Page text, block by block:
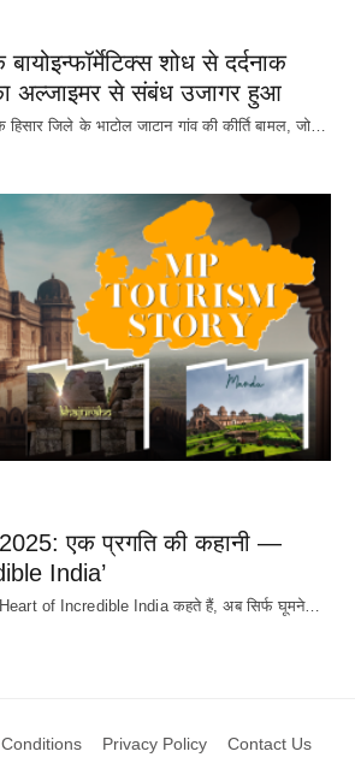
शोध से दर्दनाक
अल्जाइमर से संबंध उजागर हुआ
के हिसार जिले के भाटोल जाटान गांव की कीर्ति बामल, जो…
एक प्रगति की कहानी —
India’
of Incredible India कहते हैं, अब सिर्फ घूमने…
Privacy Policy Contact Us